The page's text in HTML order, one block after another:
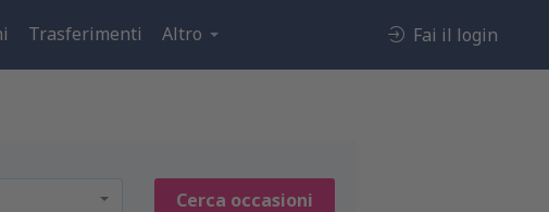
Trasferimenti Altro Fai il login
Cerca occasioni